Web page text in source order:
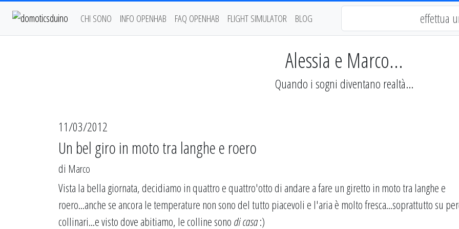
CHI SONO INFO OPENHAB FAQ OPENHAB FLIGHT SIMULATOR BLOG
Alessia e Marco...
Quando i sogni diventano realtà...
11/03/2012
Un bel giro in moto tra langhe e roero
di Marco
Vista la bella giornata, decidiamo in quattro e quattro'otto di andare a fare un giretto in moto tra langhe e
roero...anche se ancora le temperature non sono del tutto piacevoli e l'aria è molto fresca...soprattutto su
collinari...e visto dove abitiamo, le colline sono di casa:)